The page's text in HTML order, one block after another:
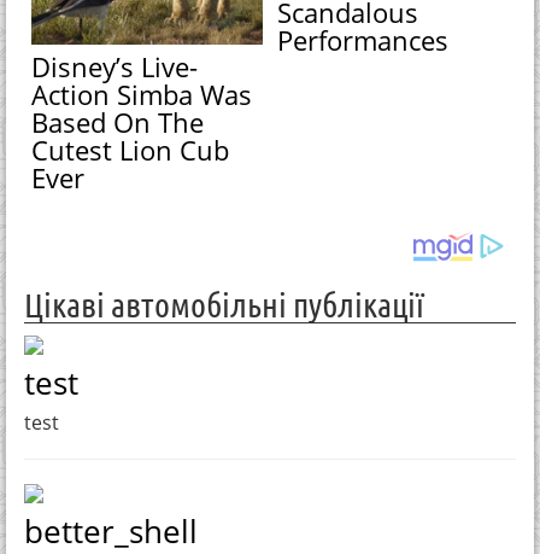
Disney’s Live-
Action Simba Was
Based On The
Cutest Lion Cub
Ever
Scandalous
Performances
Цікаві автомобільні публікації
test
test
better_shell